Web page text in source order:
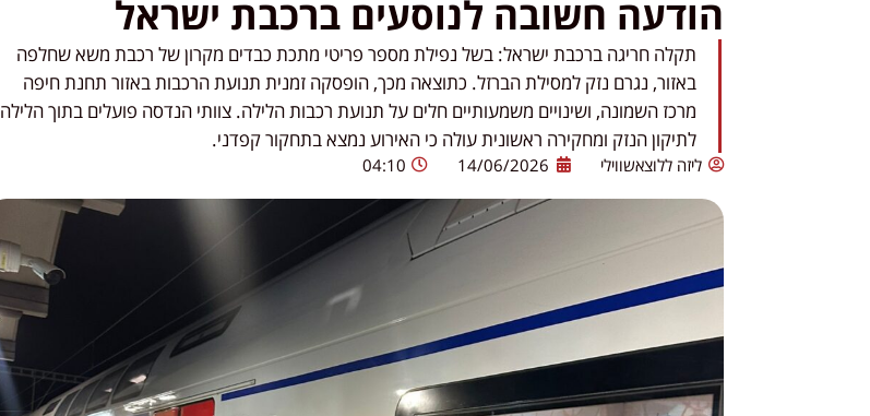
הודעה חשובה לנוסעים ברכבת ישראל
תקלה חריגה ברכבת ישראל: בשל נפילת מספר פריטי מתכת כבדים מקרון של רכבת משא שחלפה
באזור, נגרם נזק למסילת הברזל. כתוצאה מכך, הופסקה זמנית תנועת הרכבות באזור תחנת חיפה
מרכז השמונה, ושינויים משמעותיים חלים על תנועת רכבות הלילה. צוותי הנדסה פועלים בתוך הלילה
לתיקון הנזק ומחקירה ראשונית עולה כי האירוע נמצא בתחקור קפדני.
ליזה ללוצאשווילי 14/06/2026
04:10